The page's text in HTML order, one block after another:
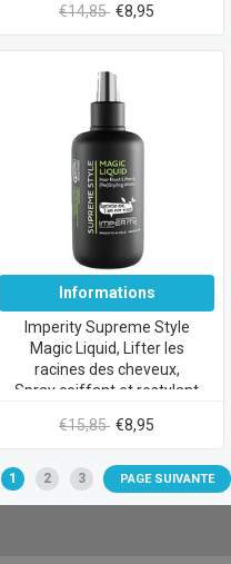
€14,85 €8,95
Informations
Imperity Supreme Style
Magic Liquid, Lifter les
racines des cheveux,
Spray coiffant et restylant
€15,85 €8,95
1 2 3 PAGE SUIVANTE